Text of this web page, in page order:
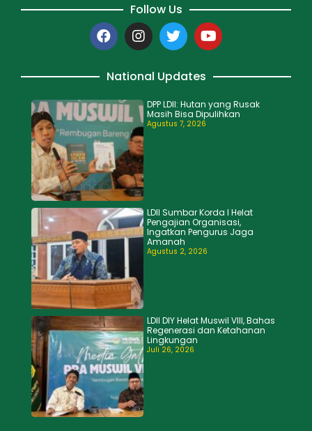
Follow Us
National Updates
DPP LDII: Hutan yang Rusak
Masih Bisa Dipulihkan
Agustus 7, 2026
LDII Sumbar Korda I Helat
Pengajian Organisasi,
Ingatkan Pengurus Jaga
Amanah
Agustus 2, 2026
LDII DIY Helat Muswil VIII, Bahas
Regenerasi dan Ketahanan
Lingkungan
Juli 26, 2026